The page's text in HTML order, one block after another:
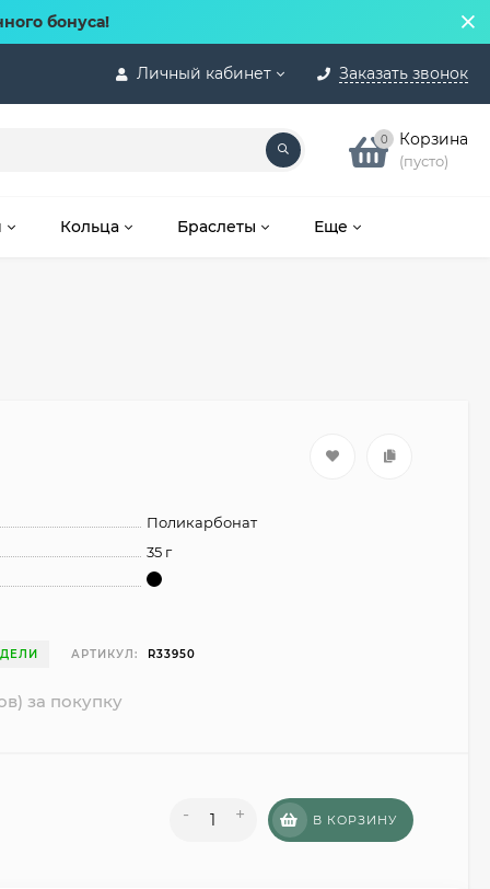
бонуса!
Личный кабинет Заказать звонок
0 Корзина
(пусто)
Кольца Браслеты Еще
Поликарбонат
35 г
АРТИКУЛ: R33950
за покупку
- + В КОРЗИНУ